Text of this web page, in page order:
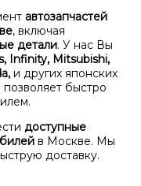
автозапчастей
, включая
детали. У нас Вы
Infinity, Mitsubishi,
и других японских
быстро
доступные
в Москве. Мы
доставку.